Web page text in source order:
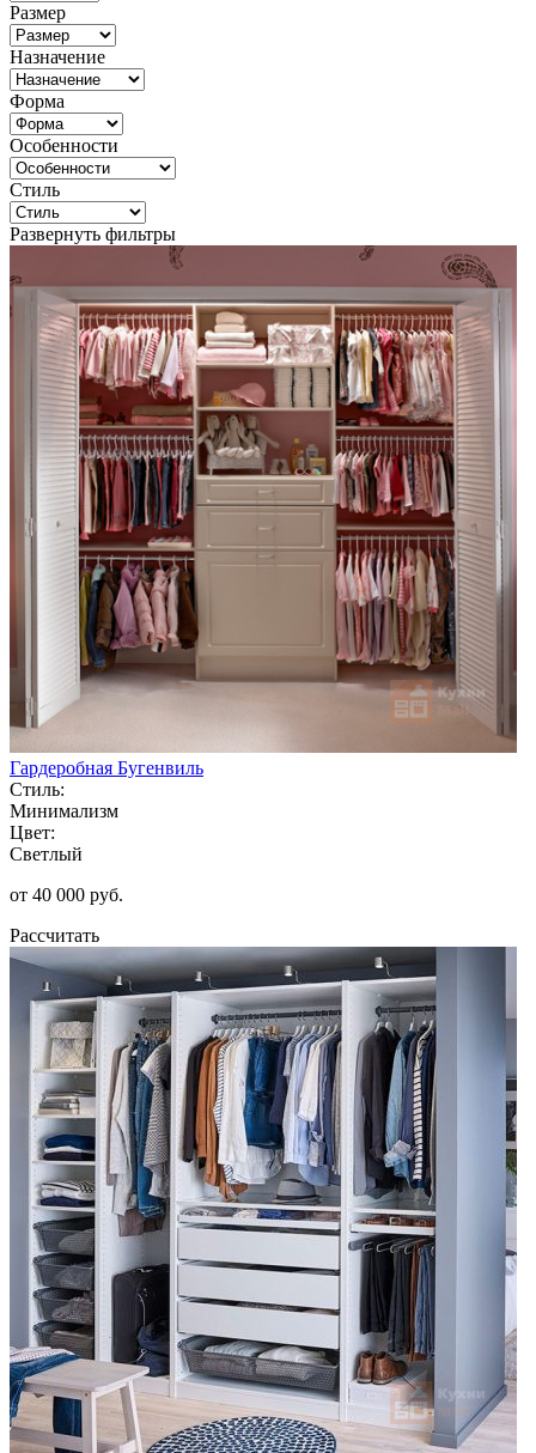
Размер
Назначение
Форма
Особенности
Стиль
Развернуть фильтры
Гардеробная Бугенвиль
Стиль:
Минимализм
Цвет:
Светлый
от 40 000 руб.
Рассчитать